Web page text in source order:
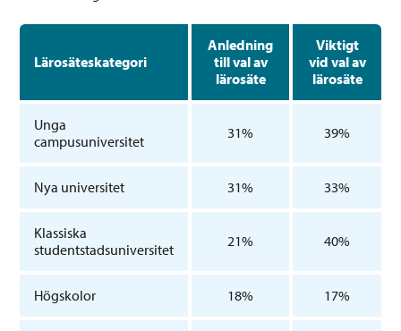
Lärosäteskategori
Anledning
till val av
lärosäte
Viktigt
vid val av
lärosäte
Unga
campusuniversitet
31% 39%
Nya universitet 31% 33%
Klassiska
studentstadsuniversitet
21% 40%
Högskolor 18% 17%